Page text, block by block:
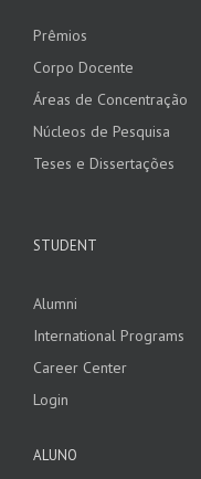
Prêmios
Corpo Docente
Áreas de Concentração
Núcleos de Pesquisa
Teses e Dissertações
STUDENT
Alumni
International Programs
Career Center
Login
ALUNO